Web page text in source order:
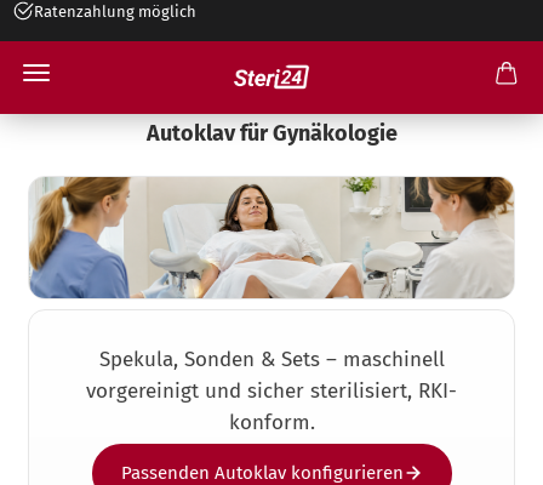
+49 545 26 34 99 30
Autoklav für Gynäkologie
Spekula, Sonden & Sets – maschinell
vorgereinigt und sicher sterilisiert, RKI-
konform.
Passenden Autoklav konfigurieren